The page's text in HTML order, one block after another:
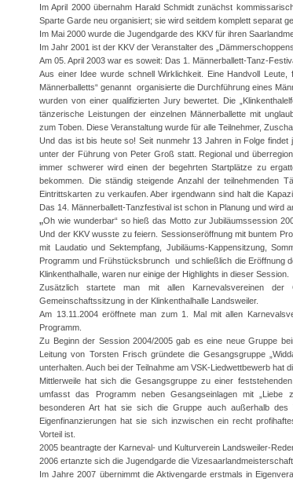
Im April 2000 übernahm Harald Schmidt zunächst
Sparte Garde neu organisiert; sie wird seitdem komplett separat
Im Mai 2000 wurde die Jugendgarde des KKV für ihren
Im Jahr 2001 ist der KKV der Veranstalter des
Am 05. April 2003 war es soweit: Das 1. Männerballett-Tanz-
Aus einer Idee wurde schnell Wirklichkeit. Eine Handvoll
Männerballetts“ genannt organisierte die Durchführung eines
wurden von einer qualifizierten Jury bewertet. Die
tänzerische Leistungen der einzelnen Männerballette mit
zum Toben. Diese Veranstaltung wurde für alle Teilnehmer,
Und das ist bis heute so! Seit nunmehr 13 Jahren in Folge
unter der Führung von Peter Groß statt. Regional und
immer schwerer wird einen der begehrten Startplätze zu
bekommen. Die ständig steigende Anzahl der teilnehmenden
Eintrittskarten zu verkaufen. Aber irgendwann sind halt die
Das 14. Männerballett-Tanzfestival ist schon in Planung und wird
„Oh wie wunderbar“ so hieß das Motto zur Jubiläumssession
Und der KKV wusste zu feiern. Sessionseröffnung mit buntem
mit Laudatio und Sektempfang, Jubiläums-Kappensitzung,
Programm und Frühstücksbrunch und schließlich die Eröffnung
Klinkenthalhalle, waren nur einige der Highlights in dieser Session.
Zusätzlich startete man mit allen Karnevalsvereinen
Gemeinschaftssitzung in der Klinkenthalhalle Landsweiler.
Am 13.11.2004 eröffnete man zum 1. Mal mit allen
Programm.
Zu Beginn der Session 2004/2005 gab es eine neue Gruppe
Leitung von Torsten Frisch gründete die Gesangsgruppe
unterhalten. Auch bei der Teilnahme am VSK-Liedwettbewerb hat
Mittlerweile hat sich die Gesangsgruppe zu einer
umfasst das Programm neben Gesangseinlagen mit
besonderen Art hat sie sich die Gruppe auch außerhalb des
Eigenfinanzierungen hat sie sich inzwischen ein recht
Vorteil ist.
2005 beantragte der Karneval- und Kulturverein Landsweiler-
2006 ertanzte sich die Jugendgarde die
Im Jahre 2007 übernimmt die Aktivengarde erstmals in